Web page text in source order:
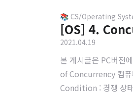
📚 CS/Operating
[OS] 4.
2021.04.19
본 게시글은 PC버
of Concurrency 컴퓨
Condition : 경쟁 상